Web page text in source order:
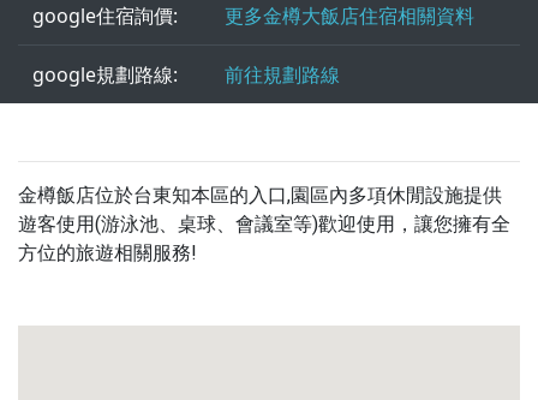
google住宿詢價: 更多金樽大飯店住宿相關資料
google規劃路線: 前往規劃路線
金樽飯店位於台東知本區的入口,園區內多項休閒設施提供
遊客使用(游泳池、桌球、會議室等)歡迎使用，讓您擁有全
方位的旅遊相關服務!